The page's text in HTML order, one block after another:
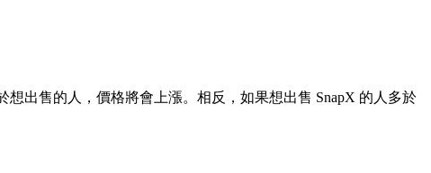
出售的人，價格將會上漲。相反，如果想出售 SnapX 的人多於